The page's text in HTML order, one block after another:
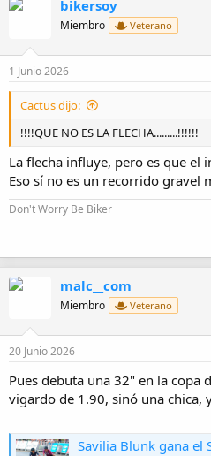
bikersoy
Miembro Veterano
1 Junio 2026
Cactus dijo:
!!!!QUE NO ES LA FLECHA.........!!!!!!
La flecha influye, pero es que el
Eso sí no es un recorrido gravel
Don't Worry Be Biker
malc__com
Miembro Veterano
20 Junio 2026
Pues debuta una 32" en la copa
vigardo de 1.90, sinó una chica,
Savilia Blunk gana el Short Track tras un